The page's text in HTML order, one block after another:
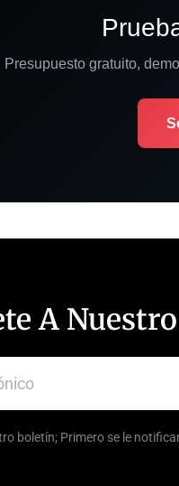
Presupuesto gratuito,
A
boletín; Primero se le